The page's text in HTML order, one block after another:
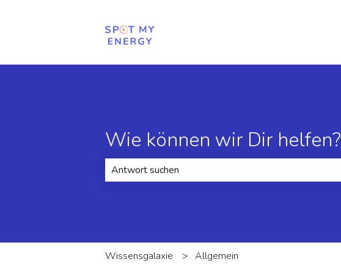
Wie können wir Dir helfen?
Wissensgalaxie Allgemein